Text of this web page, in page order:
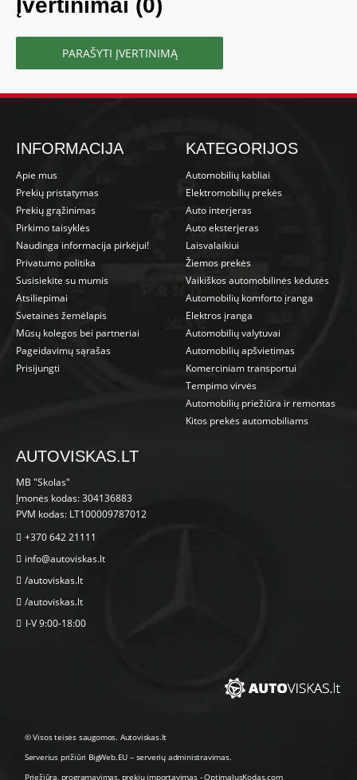
PARAŠYTI ĮVERTINIMĄ
INFORMACIJA
Apie mus
Prekių pristatymas
Prekių grąžinimas
Pirkimo taisyklės
Naudinga informacija pirkėjui!
Privatumo politika
Susisiekite su mumis
Atsiliepimai
Svetainės žemėlapis
Mūsų kolegos bei partneriai
Pageidavimų sąrašas
Prisijungti
KATEGORIJOS
Automobilių kabliai
Elektromobilių prekės
Auto interjeras
Auto eksterjeras
Laisvalaikiui
Žiemos prekės
Vaikiškos automobilinės kėdutės
Automobilių komforto įranga
Elektros įranga
Automobilių valytuvai
Automobilių apšvietimas
Komerciniam transportui
Tempimo virvės
Automobilių priežiūra ir remontas
Kitos prekės automobiliams
AUTOVISKAS.LT
MB "Skolas"
Įmonės kodas: 304136883
PVM kodas: LT100009787012
+370 642 21111
info@autoviskas.lt
/autoviskas.lt
/autoviskas.lt
I-V 9:00-18:00
© Visos teisės saugomos. Autoviskas.lt
Serverius prižiūri BigWeb.EU – serverių administravimas.
Priežiūra, programavimas prekių importavimas-OptimalusKodas.com